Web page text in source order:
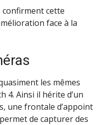
confirment cette
face à la
les mêmes
4. Ainsi il hérite d’un
une frontale d’appoint
de capturer des